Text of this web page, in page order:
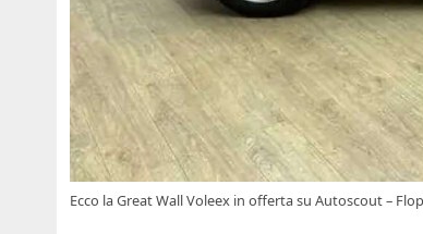
Ecco la Great Wall Voleex in offerta su Autoscout –